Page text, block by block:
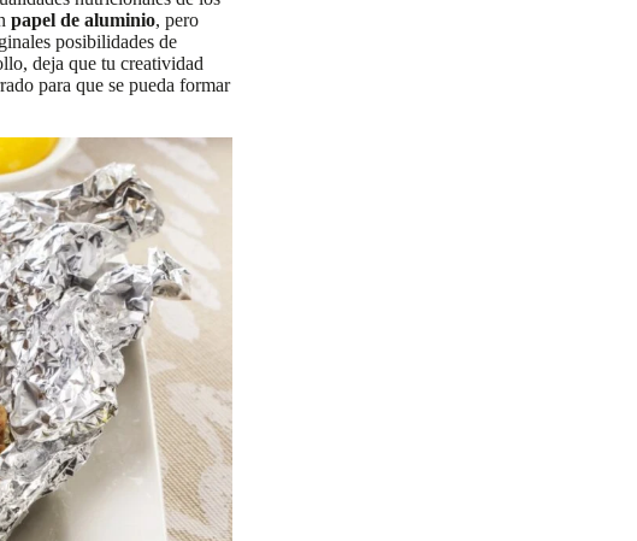
papel de aluminio, pero
posibilidades de
deja que tu creatividad
para que se pueda formar